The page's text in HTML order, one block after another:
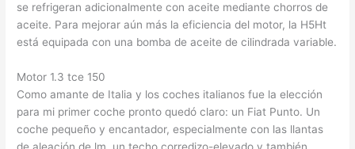
se refrigeran adicionalmente con aceite mediante chorros de
aceite. Para mejorar aún más la eficiencia del motor, la H5Ht
está equipada con una bomba de aceite de cilindrada variable.
Motor 1.3 tce 150
Como amante de Italia y los coches italianos fue la elección
para mi primer coche pronto quedó claro: un Fiat Punto. Un
coche pequeño y encantador, especialmente con las llantas